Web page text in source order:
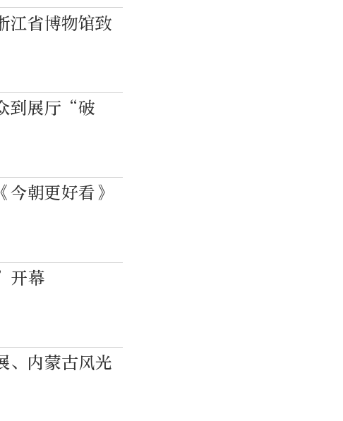
江省博物馆致
到展厅“破
朝更好看》
开幕
、内蒙古风光